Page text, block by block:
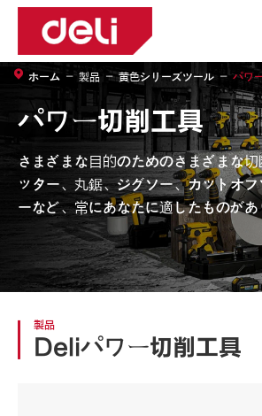
パワー切削工具
さまざまな目的のためのさまざまな
ッター、丸鋸、ジグソー、カットオ
ーなど、常にあなたに適したものがあ
ホーム 製品 黄色シリーズツール パワ
製品
Deliパワー切削工具